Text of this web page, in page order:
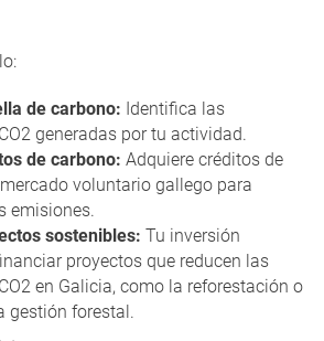
de carbono: Identifica las
generadas por tu actividad.
de carbono: Adquiere créditos de
voluntario gallego para
emisiones.
sostenibles: Tu inversión
proyectos que reducen las
en Galicia, como la reforestación o
gestión forestal.